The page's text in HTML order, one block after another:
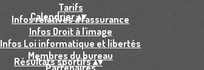
Tarifs
Infos relatives à l'assurance
Infos Droit à l'image
Infos Loi informatique et libertés
Membres du bureau
Partenaires
Calendrier▴▾
Résultats sportifs▴▾